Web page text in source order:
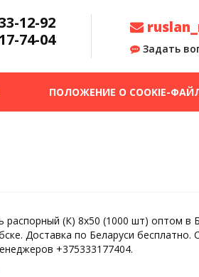
12-92
74-04
Задать
ПОЛОЖЕНИЕ О COOKIE-
распорный (К) 8х50 (1000 шт) оптом в
Доставка по Беларуси бесплатно.
+375333177404.